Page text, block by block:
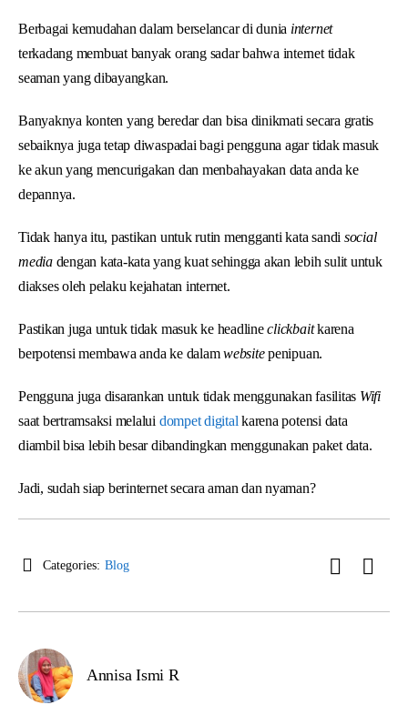
Berbagai kemudahan dalam berselancar di dunia internet
terkadang membuat banyak orang sadar bahwa internet tidak
seaman yang dibayangkan.
Banyaknya konten yang beredar dan bisa dinikmati secara gratis
sebaiknya juga tetap diwaspadai bagi pengguna agar tidak masuk
ke akun yang mencurigakan dan menbahayakan data anda ke
depannya.
Tidak hanya itu, pastikan untuk rutin mengganti kata sandi social
media dengan kata-kata yang kuat sehingga akan lebih sulit untuk
diakses oleh pelaku kejahatan internet.
Pastikan juga untuk tidak masuk ke headlineclickbaitkarena
berpotensi membawa anda ke dalamwebsitepenipuan.
Pengguna juga disarankan untuk tidak menggunakan fasilitas Wifi
saat bertramsaksi melalui dompet digital karena potensi data
diambil bisa lebih besar dibandingkan menggunakan paket data.
Jadi, sudah siap berinternet secara aman dan nyaman?
Categories: Blog
Annisa Ismi R